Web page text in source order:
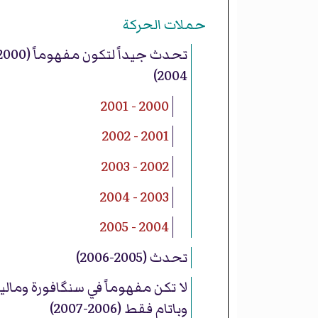
حملات الحركة
2004)
2000 - 2001
2001 - 2002
2002 - 2003
2003 - 2004
2004 - 2005
تحدث (2005-2006)
لا تكن مفهوماً في سنگافورة
وباتام فقط (2006-2007)